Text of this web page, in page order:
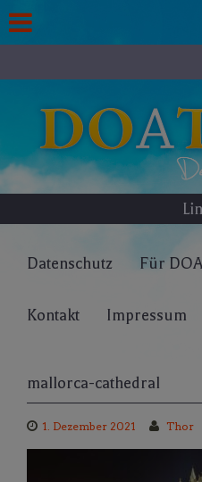
to
content
Datenschutz Für
Kontakt Impressum
mallorca-cathedral
1. Dezember 2021 Thor